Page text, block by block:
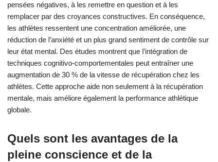
pensées négatives, à les remettre en question et à les
remplacer par des croyances constructives. En conséquence,
les athlètes ressentent une concentration améliorée, une
réduction de l’anxiété et un plus grand sentiment de contrôle sur
leur état mental. Des études montrent que l’intégration de
techniques cognitivo-comportementales peut entraîner une
augmentation de 30 % de la vitesse de récupération chez les
athlètes. Cette approche aide non seulement à la récupération
mentale, mais améliore également la performance athlétique
globale.
Quels sont les avantages de la
pleine conscience et de la